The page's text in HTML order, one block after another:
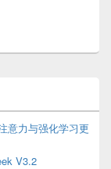
意力与强化学习更
V3.2